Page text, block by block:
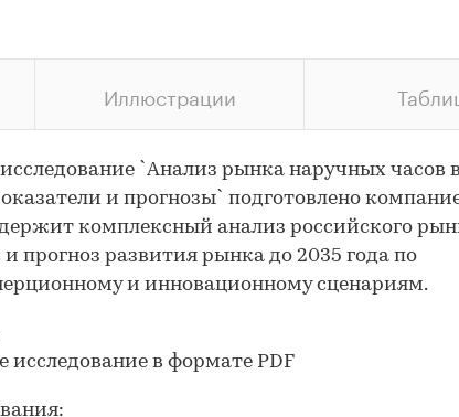
Иллюстрации
`Анализ рынка наручных часов в
и прогнозы` подготовлено
комплексный анализ российского
прогноз развития рынка до 2035 года по
и инновационному сценариям.
исследование в формате PDF